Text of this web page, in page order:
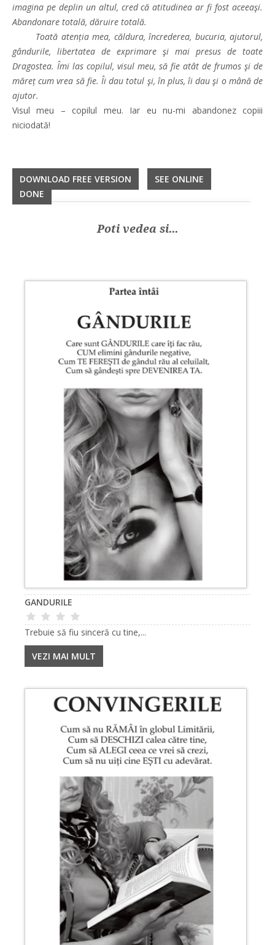
imagina pe deplin un altul, cred că atitudinea ar fi fost aceeaşi.
Abandonare totală, dăruire totală.
Toată atenția mea, căldura, încrederea, bucuria, ajutorul,
gândurile, libertatea de exprimare şi mai presus de toate
Dragostea. Îmi las copilul, visul meu, să fie atât de frumos şi de
măreț cum vrea să fie. Îi dau totul şi, în plus, îi dau şi o mână de
ajutor.
Visul meu – copilul meu. Iar eu nu-mi abandonez copiii
niciodată!
DOWNLOAD FREE VERSION
SEE ONLINE
DONE
Poti vedea si...
GANDURILE
Trebuie să fiu sinceră cu tine,...
VEZI MAI MULT